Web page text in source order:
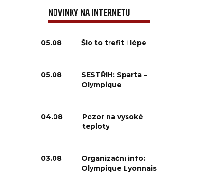
NOVINKY NA INTERNETU
05.08 Šlo to trefit i lépe
05.08
SESTŘIH: Sparta –
Olympique
04.08
Pozor na vysoké
teploty
03.08
Organizační info:
Olympique Lyonnais